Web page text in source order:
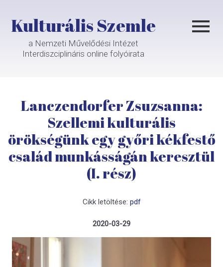
Kulturális Szemle
a Nemzeti Művelődési Intézet
Interdiszciplináris online folyóirata
Lanczendorfer Zsuzsanna:
Szellemi kulturális
örökségünk egy győri kékfestő
család munkásságán keresztül
(I. rész)
Cikk letöltése: pdf
2020-03-29